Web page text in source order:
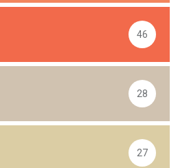
46
28
27